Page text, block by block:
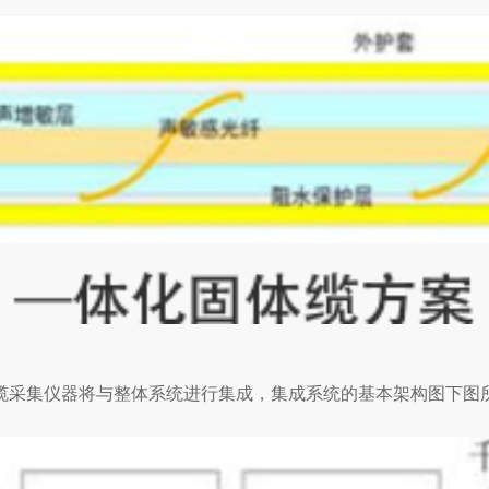
采集仪器将与整体系统进行集成，集成系统的基本架构图下图